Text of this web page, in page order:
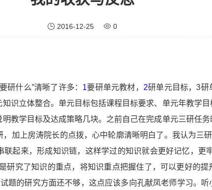
2016-12-25 0
什么”清晰了许多： 1要研单元教材， 2研单元目标，3研
识立体整合。单元目标包括课程目标要求、单元年教学
教学目标及达成策略几块。之前自己在完成单元三研任
加上房涛院长的点拨，心中轮廓清晰明白了。我认为三
起来，形成知识链，这样学过的知识就会更好记忆，更
研究了知识的重点，将知识重点把握住了，可以更好的
题的研究方面还不够，这点应该多向孔献凤老师学习。